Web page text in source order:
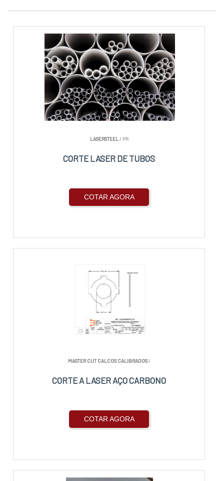
LASERSTEEL/ PR
CORTE LASER DE TUBOS
COTAR AGORA
MASTER CUT CALCOS CALIBRADOS/
CORTE A LASER AÇO CARBONO
COTAR AGORA